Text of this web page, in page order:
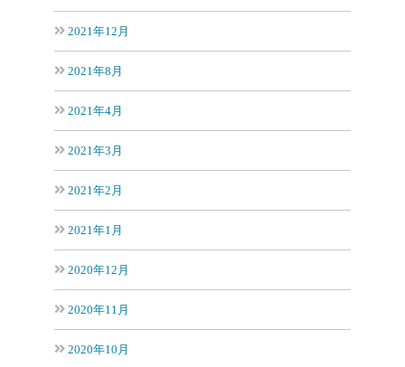
2021年12月
2021年8月
2021年4月
2021年3月
2021年2月
2021年1月
2020年12月
2020年11月
2020年10月